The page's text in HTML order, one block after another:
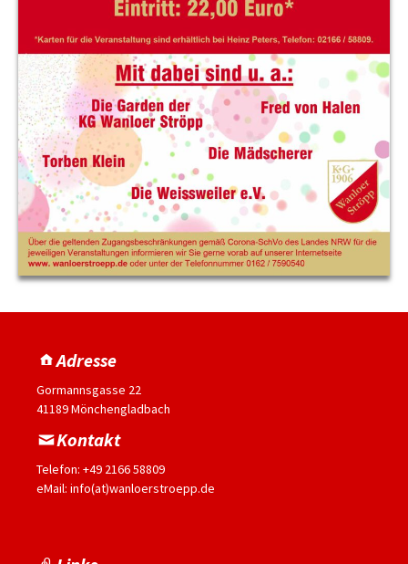
Adresse
Gormannsgasse 22
41189 Mönchengladbach
Kontakt
Telefon: +49 2166 58809
eMail: info(at)wanloerstroepp.de